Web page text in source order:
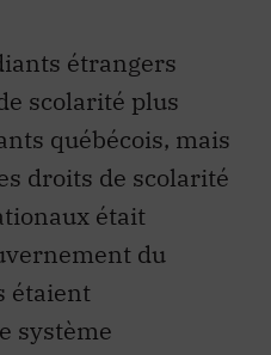
étrangers
scolarité plus
québécois, mais
droits de scolarité
était
du
étaient
système